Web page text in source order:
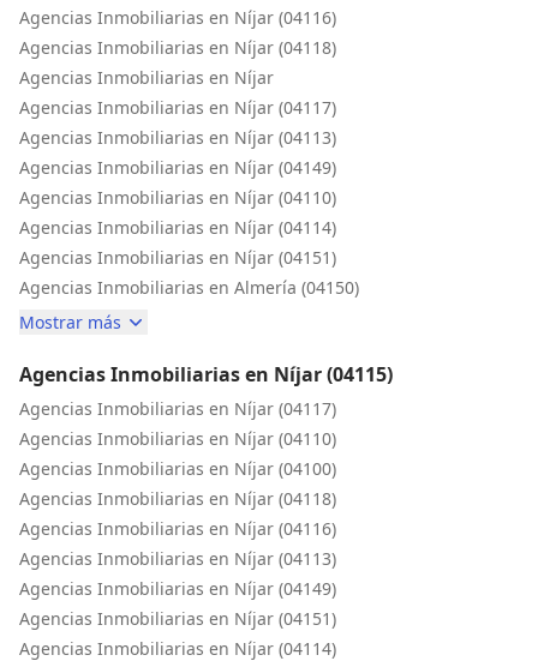
Agencias Inmobiliarias en Níjar (04116)
Agencias Inmobiliarias en Níjar (04118)
Agencias Inmobiliarias en Níjar
Agencias Inmobiliarias en Níjar (04117)
Agencias Inmobiliarias en Níjar (04113)
Agencias Inmobiliarias en Níjar (04149)
Agencias Inmobiliarias en Níjar (04110)
Agencias Inmobiliarias en Níjar (04114)
Agencias Inmobiliarias en Níjar (04151)
Agencias Inmobiliarias en Almería (04150)
Mostrar más
Agencias Inmobiliarias en Níjar (04115)
Agencias Inmobiliarias en Níjar (04117)
Agencias Inmobiliarias en Níjar (04110)
Agencias Inmobiliarias en Níjar (04100)
Agencias Inmobiliarias en Níjar (04118)
Agencias Inmobiliarias en Níjar (04116)
Agencias Inmobiliarias en Níjar (04113)
Agencias Inmobiliarias en Níjar (04149)
Agencias Inmobiliarias en Níjar (04151)
Agencias Inmobiliarias en Níjar (04114)